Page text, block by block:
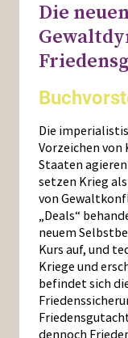
Die
Die
Vorzeichen von
Staaten
setzen Krieg
von
„Deals“
neuem
Kurs auf, und
Kriege und
befindet sich
dennoch